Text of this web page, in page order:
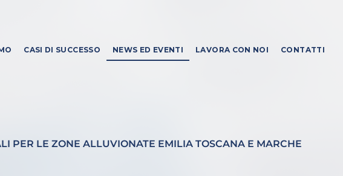
CASI DI SUCCESSO NEWS ED EVENTI LAVORA CON NOI CONTATTI
PER LE ZONE ALLUVIONATE EMILIA TOSCANA E MARCHE